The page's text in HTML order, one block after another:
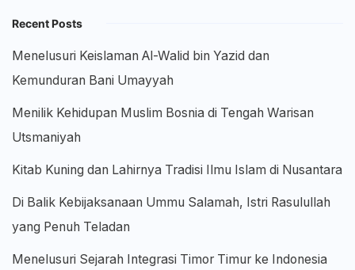
Recent Posts
Menelusuri Keislaman Al-Walid bin Yazid dan
Kemunduran Bani Umayyah
Menilik Kehidupan Muslim Bosnia di Tengah Warisan
Utsmaniyah
Kitab Kuning dan Lahirnya Tradisi Ilmu Islam di Nusantara
Di Balik Kebijaksanaan Ummu Salamah, Istri Rasulullah
yang Penuh Teladan
Menelusuri Sejarah Integrasi Timor Timur ke Indonesia